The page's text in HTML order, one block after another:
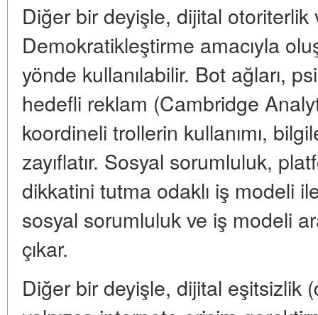
Diğer bir deyişle, dijital
Demokratikleştirme amacıyla
yönde kullanılabilir. Bot ağları,
hedefli reklam (Cambridge
koordineli trollerin kullanımı,
zayıflatır. Sosyal sorumluluk,
dikkatini tutma odaklı iş modeli
sosyal sorumluluk ve iş modeli
çıkar.
Diğer bir deyişle, dijital eşitsizlik